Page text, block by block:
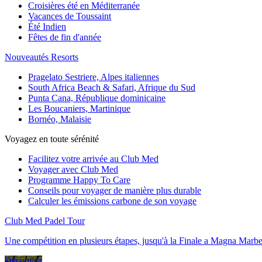
Croisières été en Méditerranée
Vacances de Toussaint
Été Indien
Fêtes de fin d'année
Nouveautés Resorts
Pragelato Sestriere, Alpes italiennes
South Africa Beach & Safari, Afrique du Sud
Punta Cana, République dominicaine
Les Boucaniers, Martinique
Bornéo, Malaisie
Voyagez en toute sérénité
Facilitez votre arrivée au Club Med
Voyager avec Club Med
Programme Happy To Care
Conseils pour voyager de manière plus durable
Calculer les émissions carbone de son voyage
Club Med Padel Tour
Une compétition en plusieurs étapes, jusqu'à la Finale a Magna